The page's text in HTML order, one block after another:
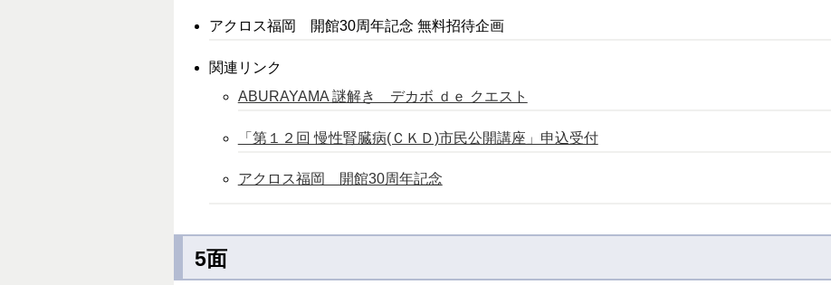
アクロス福岡 開館30周年記念 無料招待企画
関連リンク
ABURAYAMA 謎解き デカボ ｄｅ クエスト
「第１２回 慢性腎臓病(ＣＫＤ)市民公開講座」申込受付
アクロス福岡 開館30周年記念
5面